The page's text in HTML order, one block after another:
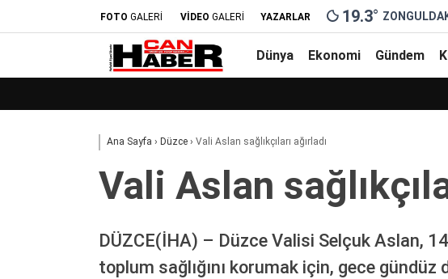
FOTO GALERİ VİDEO GALERİ YAZARLAR 19.3°
Dünya Ekonomi Gündem
Ana Sayfa › Düzce › Vali Aslan sağlıkçıları ağırladı
Vali Aslan
DÜZCE(İHA) – Düzce Valisi Selçuk Aslan,
toplum sağlığını korumak için, gece gündüz